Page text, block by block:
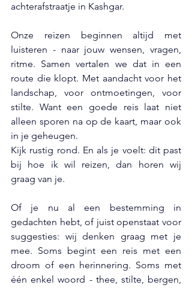
achterafstraatje in Kashgar.
Onze reizen beginnen altijd met
luisteren - naar jouw wensen, vragen,
ritme. Samen vertalen we dat in een
route die klopt. Met aandacht voor het
landschap, voor ontmoetingen, voor
stilte. Want een goede reis laat niet
alleen sporen na op de kaart, maar ook
in je geheugen.
Kijk rustig rond. En als je voelt: dit past
bij hoe ik wil reizen, dan horen wij
graag van je.
Of je nu al een bestemming in
gedachten hebt, of juist openstaat voor
suggesties: wij denken graag met je
mee. Soms begint een reis met een
droom of een herinnering. Soms met
één enkel woord - thee, stilte, bergen,